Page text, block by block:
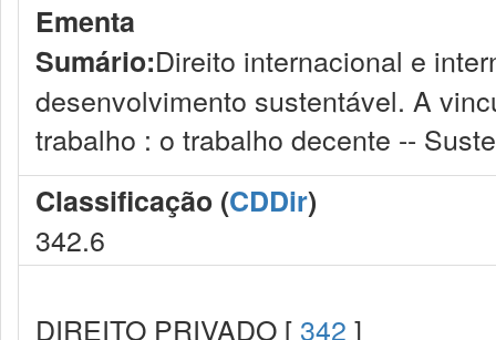
Ementa
Sumário:Direito internacional e
desenvolvimento sustentável. A
trabalho : o trabalho decente --
Classificação (CDDir)
342.6
DIREITO PRIVADO [ 342 ]